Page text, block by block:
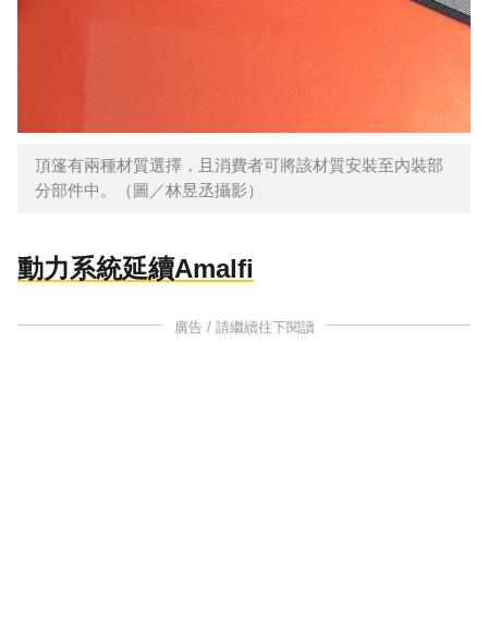
頂篷有兩種材質選擇，且消費者可將該材質安裝至內裝部
分部件中。（圖／林昱丞攝影）
動力系統延續Amalfi
廣告 / 請繼續往下閱讀